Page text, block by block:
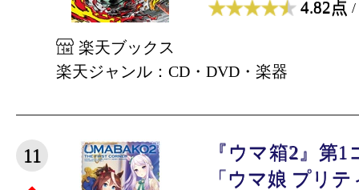
4.82点 /
楽天ブックス
楽天ジャンル：CD・DVD・楽器
11
『ウマ箱2』第
「ウマ娘 プリ